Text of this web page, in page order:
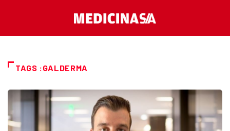
TAGS :GALDERMA